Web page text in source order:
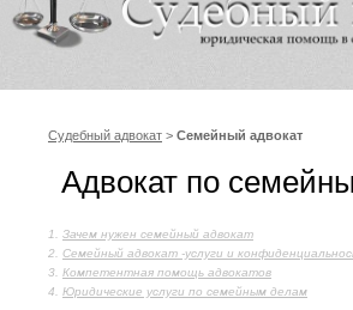
Судебный адвокат > Семейный адвокат
Адвокат по
Зачем нужен семейный адвокат
Семейный адвокат -услуги и
Компетентная помощь адвокатов
Юридические услуги по семейным делам